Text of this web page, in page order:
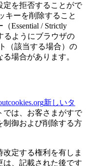
定を拒否することがで
キーを削除すること
Essential / Strictly
るようにブラウザの
（該当する場合）の
場合があります。
新しいタ
では、お客さまがすで
制御および削除する方
定する権利を有しま
、記載された後です